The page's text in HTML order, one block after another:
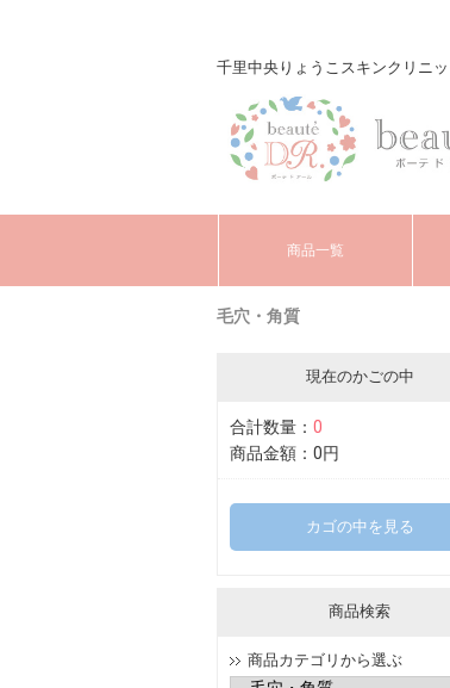
千里中央りょうこスキンクリニ
商品一覧
毛穴・角質
現在のかごの中
合計数量： 0
商品金額： 0円
カゴの中を見る
商品検索
商品カテゴリから選ぶ